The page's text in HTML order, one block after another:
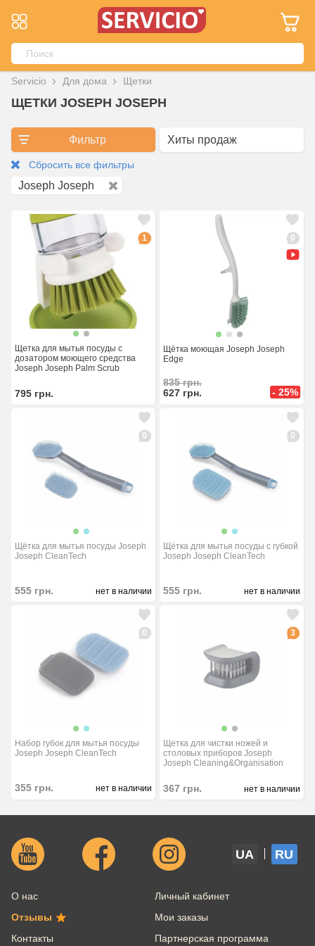
Servicio Для дома Щетки
ЩЕТКИ JOSEPH JOSEPH
Фильтр
Сбросить все фильтры
Joseph Joseph
1
Щетка для мытья посуды с
дозатором моющего средства
Joseph Joseph Palm Scrub
795 грн.
0
Щётка моющая Joseph Joseph
Edge
835грн.
627 грн. - 25%
0
Щётка для мытья посуды Joseph
Joseph CleanTech
555 грн. нет в наличии
0
Щётка для мытья посуды с губкой
Joseph Joseph CleanTech
555 грн. нет в наличии
0
Набор губок для мытья посуды
Joseph Joseph CleanTech
355 грн. нет в наличии
3
Щетка для чистки ножей и
столовых приборов Joseph
Joseph Cleaning&Organisation
367 грн. нет в наличии
UA RU
О нас
Отзывы
Контакты
Личный кабинет
Мои заказы
Партнерская программа